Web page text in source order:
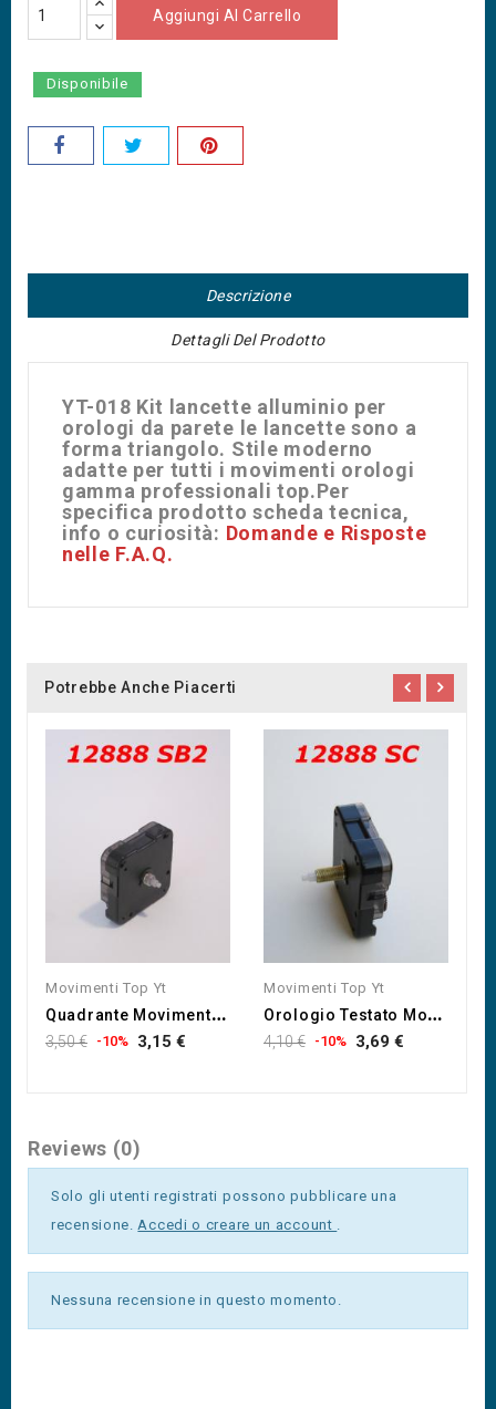
Aggiungi Al Carrello
Disponibile
Descrizione
Dettagli Del Prodotto
YT-018 Kit lancette alluminio per
orologi da parete le lancette sono a
forma triangolo. Stile moderno
adatte per tutti i movimenti orologi
gamma professionali top.Per
specifica prodotto scheda tecnica,
info o curiosità: Domande e Risposte
nelle F.A.Q.
Potrebbe Anche Piacerti
Movimenti Top Yt
Q
Uadrante Movimento...
3,50 € -10% 3,15 €
Movimenti Top Yt
O
Rologio Testato Movimento...
4,10 € -10% 3,69 €
Reviews (0)
Solo gli utenti registrati possono pubblicare una
recensione. Accedi o creare un account
Nessuna recensione in questo momento.